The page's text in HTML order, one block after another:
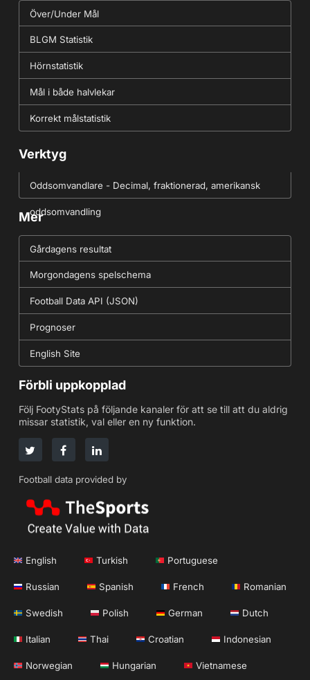
Över/Under Mål
BLGM Statistik
Hörnstatistik
Mål i både halvlekar
Korrekt målstatistik
Verktyg
Oddsomvandlare - Decimal, fraktionerad, amerikansk
oddsomvandling
Mer
Gårdagens resultat
Morgondagens spelschema
Football Data API (JSON)
Prognoser
English Site
Förbli uppkopplad
Följ FootyStats på följande kanaler för att se till att du aldrig
missar statistik, val eller en ny funktion.
Football data provided by
English Turkish Portuguese
Russian Spanish French Romanian
Swedish Polish German Dutch
Italian Thai Croatian Indonesian
Norwegian Hungarian Vietnamese